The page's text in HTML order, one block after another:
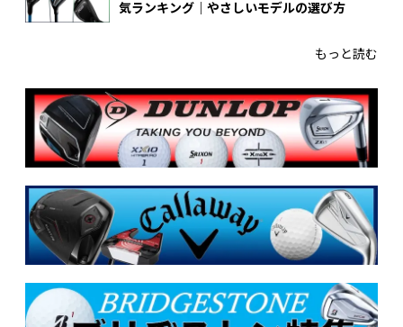
気ランキング｜やさしいモデルの選び方
もっと読む